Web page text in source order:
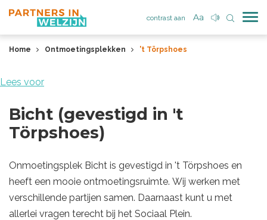
contrast aan
Home Ontmoetingsplekken 't Törpshoes
Lees voor
Bicht (gevestigd in 't
Törpshoes)
Onmoetingsplek Bicht is gevestigd in 't Törpshoes en
heeft een mooie ontmoetingsruimte. Wij werken met
verschillende partijen samen. Daarnaast kunt u met
allerlei vragen terecht bij het Sociaal Plein.